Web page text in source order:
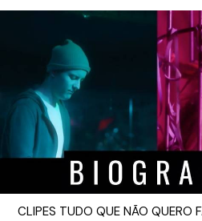
CLIPES TUDO QUE NÃO QUERO